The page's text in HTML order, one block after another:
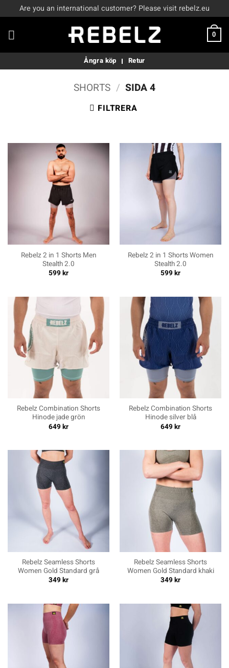
to
content
Are you an international customer? Please visit rebelz.eu
0
Ångra köp Retur
SHORTS / SIDA 4
FILTRERA
Rebelz 2 in 1 Shorts Men
Stealth 2.0
599kr
Rebelz 2 in 1 Shorts Women
Stealth 2.0
599kr
Rebelz Combination Shorts
Hinode jade grön
649kr
Rebelz Combination Shorts
Hinode silver blå
649kr
Rebelz Seamless Shorts
Women Gold Standard grå
349kr
Rebelz Seamless Shorts
Women Gold Standard khaki
349kr